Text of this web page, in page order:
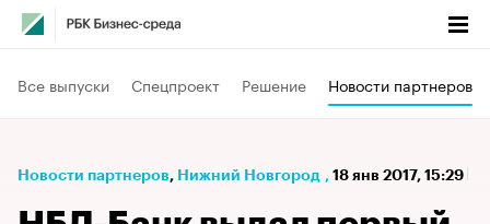
Все выпуски Спецпроект Решение Новости партнеров
Новости партнеров⁠, Нижний Новгород , 18 янв 2017, 15:29